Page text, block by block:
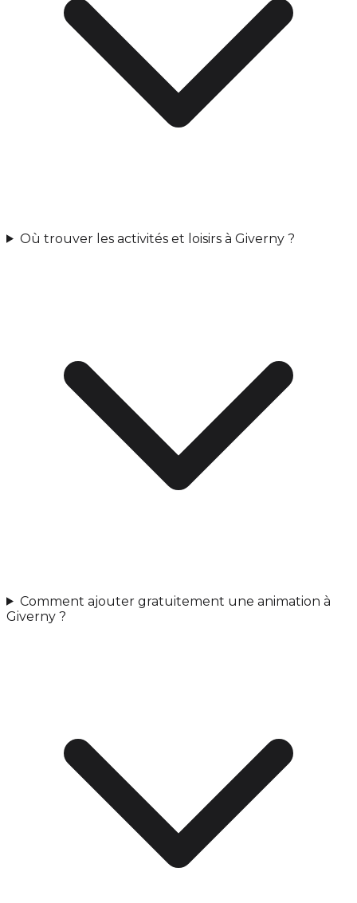
Où trouver les activités et loisirs à Giverny ?
Comment ajouter gratuitement une animation à
Giverny ?